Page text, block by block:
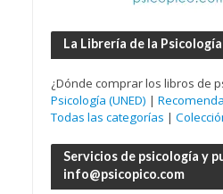
La Librería de la Psicología
¿Dónde comprar los libros de
Psicología (UNED) |
Todas las categorías |
Servicios de psicología y
info@psicopico.com